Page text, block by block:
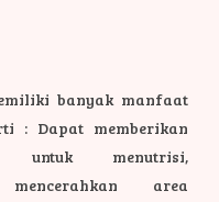
banyak manfaat
: Dapat memberikan
untuk menutrisi,
area